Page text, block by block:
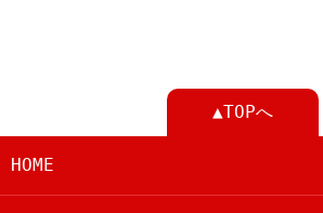
▲TOPへ
HOME